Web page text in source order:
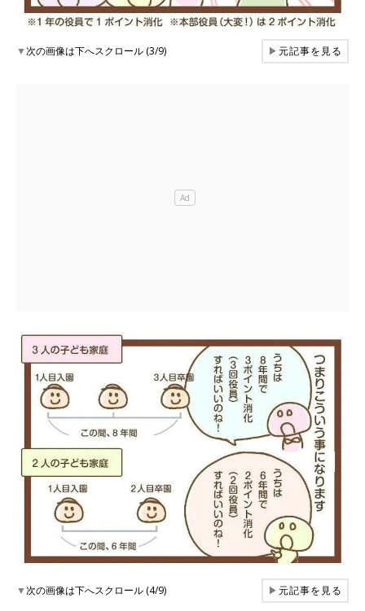
▼次の画像は下へスクロール (3/9) ▶元記事を見る
▼次の画像は下へスクロール (4/9) ▶元記事を見る